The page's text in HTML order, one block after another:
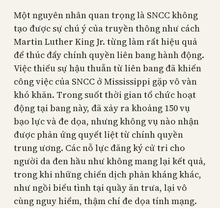
Một nguyên nhân quan trọng là SNCC không
tạo được sự chú ý của truyền thông như cách
Martin Luther King Jr. từng làm rất hiệu quả
để thúc đẩy chính quyền liên bang hành động.
Việc thiếu sự hậu thuẫn từ liên bang đã khiến
công việc của SNCC ở Mississippi gặp vô vàn
khó khăn. Trong suốt thời gian tổ chức hoạt
động tại bang này, đã xảy ra khoảng 150 vụ
bạo lực và đe dọa, nhưng không vụ nào nhận
được phản ứng quyết liệt từ chính quyền
trung ương. Các nỗ lực đăng ký cử tri cho
người da đen hầu như không mang lại kết quả,
trong khi những chiến dịch phản kháng khác,
như ngồi biểu tình tại quầy ăn trưa, lại vô
cùng nguy hiểm, thậm chí đe dọa tính mạng.